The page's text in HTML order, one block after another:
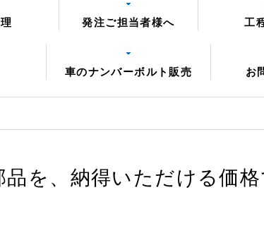
発注ご担当者様へ 工
車のナンバーボルト販売 お
を、納得いただける価格